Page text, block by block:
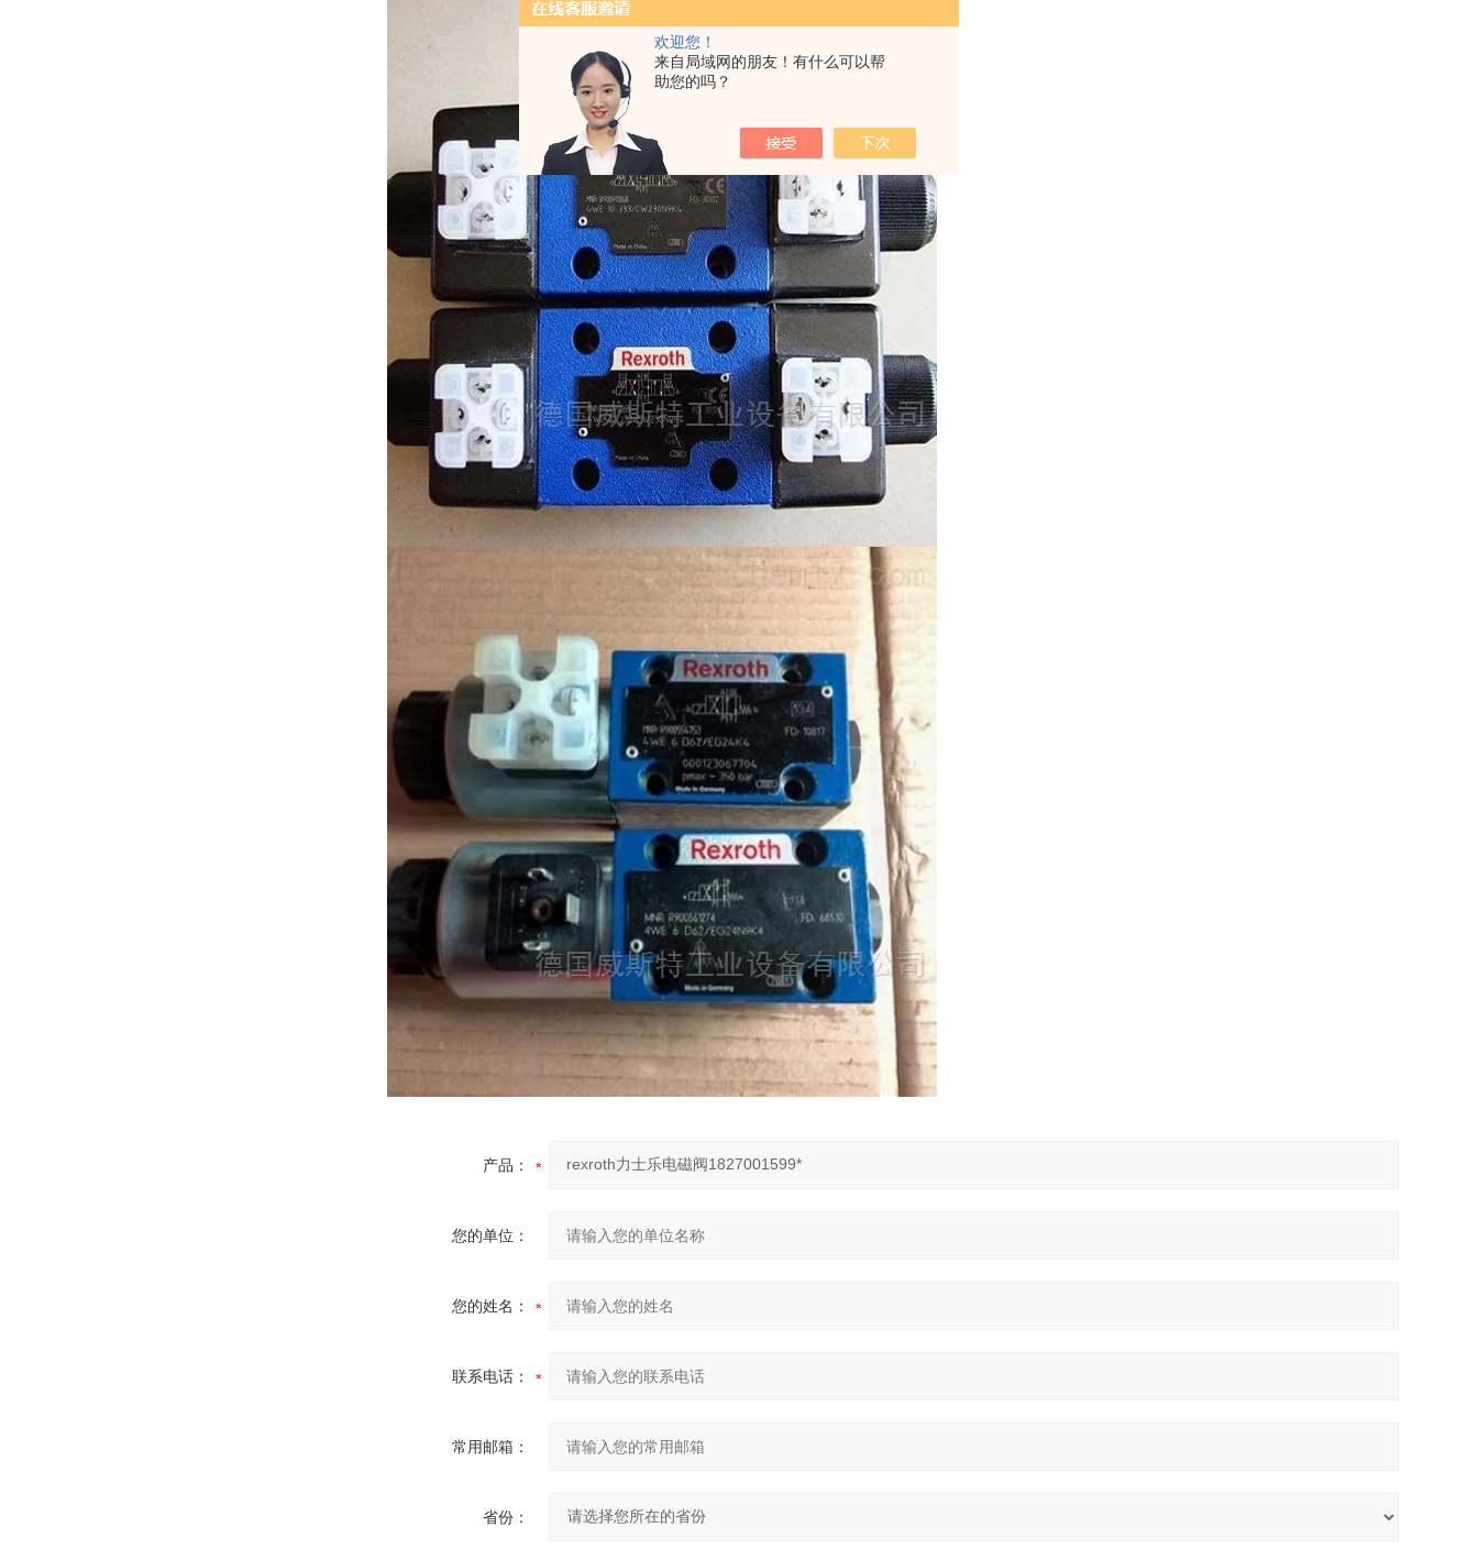
欢迎您！
来自局域网的朋友！有什么可以帮
助您的吗？
产品：
您的单位：
您的姓名：
联系电话：
常用邮箱：
省份：